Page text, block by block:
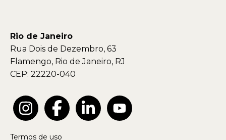
Rio de Janeiro
Rua Dois de Dezembro, 63
Flamengo, Rio de Janeiro, RJ
CEP: 22220-040
Termos de uso